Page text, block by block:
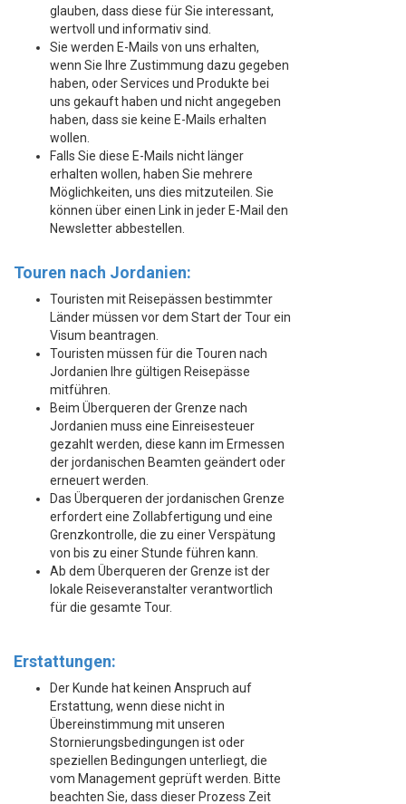
glauben, dass diese für Sie interessant,
wertvoll und informativ sind.
Sie werden E-Mails von uns erhalten,
wenn Sie Ihre Zustimmung dazu gegeben
haben, oder Services und Produkte bei
uns gekauft haben und nicht angegeben
haben, dass sie keine E-Mails erhalten
wollen.
Falls Sie diese E-Mails nicht länger
erhalten wollen, haben Sie mehrere
Möglichkeiten, uns dies mitzuteilen. Sie
können über einen Link in jeder E-Mail den
Newsletter abbestellen.
Touren nach Jordanien:
Touristen mit Reisepässen bestimmter
Länder müssen vor dem Start der Tour ein
Visum beantragen.
Touristen müssen für die Touren nach
Jordanien Ihre gültigen Reisepässe
mitführen.
Beim Überqueren der Grenze nach
Jordanien muss eine Einreisesteuer
gezahlt werden, diese kann im Ermessen
der jordanischen Beamten geändert oder
erneuert werden.
Das Überqueren der jordanischen Grenze
erfordert eine Zollabfertigung und eine
Grenzkontrolle, die zu einer Verspätung
von bis zu einer Stunde führen kann.
Ab dem Überqueren der Grenze ist der
lokale Reiseveranstalter verantwortlich
für die gesamte Tour.
Erstattungen:
Der Kunde hat keinen Anspruch auf
Erstattung, wenn diese nicht in
Übereinstimmung mit unseren
Stornierungsbedingungen ist oder
speziellen Bedingungen unterliegt, die
vom Management geprüft werden. Bitte
beachten Sie, dass dieser Prozess Zeit